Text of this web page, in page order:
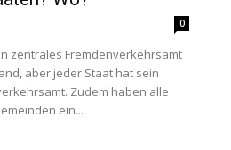
0
zentrales Fremdenverkehrsamt
aber jeder Staat hat sein
Zudem haben alle
ein...